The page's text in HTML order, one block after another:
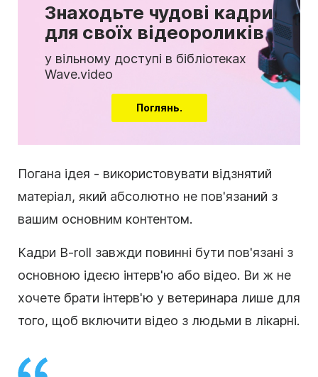
Знаходьте чудові кадри
для своїх відеороликів
у вільному доступі в бібліотеках
Wave.video
Поглянь.
Погана ідея - використовувати відзнятий
матеріал, який абсолютно не пов'язаний з
вашим основним контентом.
Кадри B-roll завжди повинні бути пов'язані з
основною ідеєю інтерв'ю або відео. Ви ж не
хочете брати інтерв'ю у ветеринара лише для
того, щоб включити відео з людьми в лікарні.